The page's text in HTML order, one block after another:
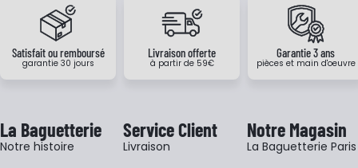
Satisfait ou remboursé
garantie 30 jours
Livraison offerte
à partir de 59€
Garantie 3 ans
pièces et main d'oeuvre
La Baguetterie
Notre histoire
Service Client
Livraison
Notre Magasin
La Baguetterie Paris